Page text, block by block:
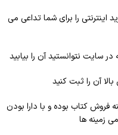
را برای شما تداعی می
سایت نتوانستید آن را بیابید
آن را ثبت کنید
فروش کتاب بوده و با دارا بودن
زمینه ها